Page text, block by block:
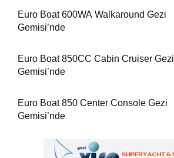
Euro Boat 600WA Walkaround Gezi
Gemisi’nde
Euro Boat 850CC Cabin Cruiser Gezi
Gemisi’nde
Euro Boat 850 Center Console Gezi
Gemisi’nde